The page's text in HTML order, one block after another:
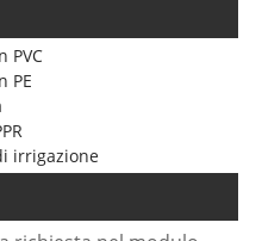
PVC
PE
irrigazione